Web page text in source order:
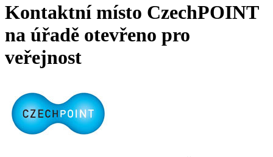
Kontaktní místo CzechPOINT
na úřadě otevřeno pro
veřejnost